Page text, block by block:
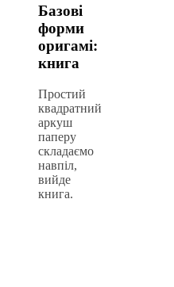
Базові
форми
оригамі:
книга
Простий
квадратний
аркуш
паперу
складаємо
навпіл,
вийде
книга.